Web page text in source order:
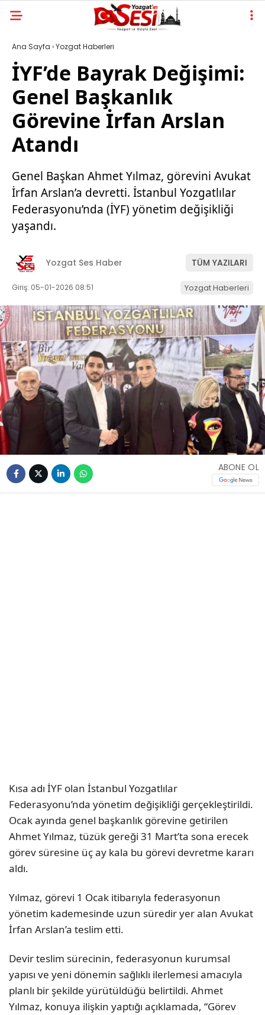
Ana Sayfa ›Yozgat Haberleri
İYF’de Bayrak Değişimi:
Genel Başkanlık
Görevine İrfan Arslan
Atandı
Genel Başkan Ahmet Yılmaz, görevini Avukat
İrfan Arslan’a devretti. İstanbul Yozgatlılar
Federasyonu’nda (İYF) yönetim değişikliği
yaşandı.
Yozgat Ses Haber TÜM YAZILARI
Giriş: 05-01-2026 08:51 Yozgat Haberleri
ABONE OL
Kısa adı İYF olan İstanbul Yozgatlılar
Federasyonu’nda yönetim değişikliği gerçekleştirildi.
Ocak ayında genel başkanlık görevine getirilen
Ahmet Yılmaz, tüzük gereği 31 Mart’ta sona erecek
görev süresine üç ay kala bu görevi devretme kararı
aldı.
Yılmaz, görevi 1 Ocak itibarıyla federasyonun
yönetim kademesinde uzun süredir yer alan Avukat
İrfan Arslan’a teslim etti.
Devir teslim sürecinin, federasyonun kurumsal
yapısı ve yeni dönemin sağlıklı ilerlemesi amacıyla
planlı bir şekilde yürütüldüğü belirtildi. Ahmet
Yılmaz, konuya ilişkin yaptığı açıklamada, “Görev